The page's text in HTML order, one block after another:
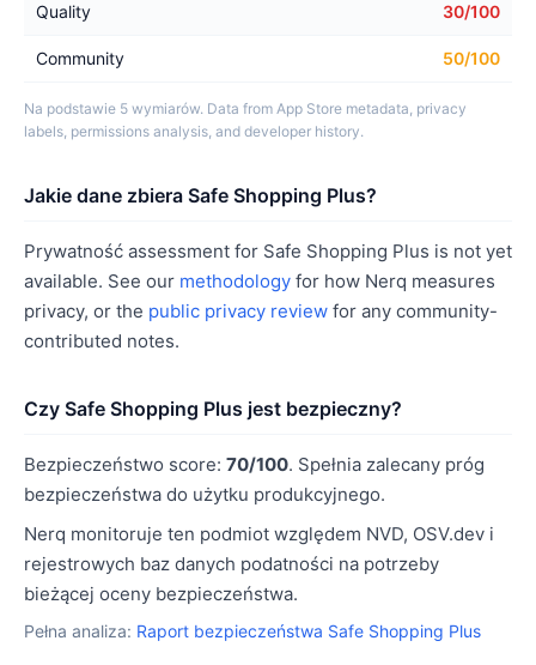
Quality 30/100
Community 50/100
Na podstawie 5 wymiarów. Data from App Store metadata, privacy
labels, permissions analysis, and developer history.
Jakie dane zbiera Safe Shopping Plus?
Prywatność assessment for Safe Shopping Plus is not yet
available. See our methodology for how Nerq measures
privacy, or the public privacy review for any community-
contributed notes.
Czy Safe Shopping Plus jest bezpieczny?
Bezpieczeństwo score: 70/100. Spełnia zalecany próg
bezpieczeństwa do użytku produkcyjnego.
Nerq monitoruje ten podmiot względem NVD, OSV.dev i
rejestrowych baz danych podatności na potrzeby
bieżącej oceny bezpieczeństwa.
Pełna analiza: Raport bezpieczeństwa Safe Shopping Plus